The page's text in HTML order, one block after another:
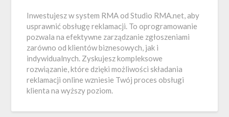
Inwestujesz w system RMA od Studio RMA.net, aby
usprawnić obsługę reklamacji. To oprogramowanie
pozwala na efektywne zarządzanie zgłoszeniami
zarówno od klientów biznesowych, jak i
indywidualnych. Zyskujesz kompleksowe
rozwiązanie, które dzięki możliwości składania
reklamacji online wzniesie Twój proces obsługi
klienta na wyższy poziom.